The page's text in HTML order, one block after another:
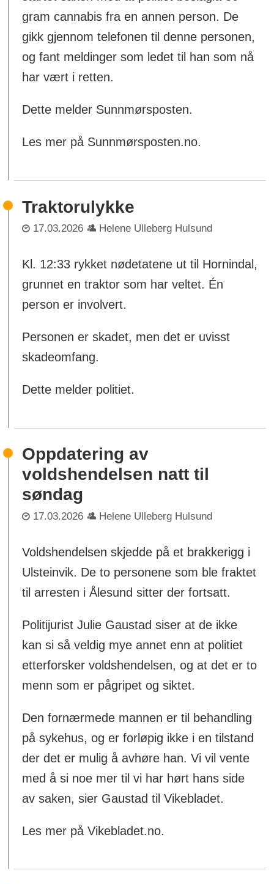
gram cannabis fra en annen person. De
gikk gjennom telefonen til denne personen,
og fant meldinger som ledet til han som nå
har vært i retten.
Dette melder Sunnmørsposten.
Les mer på Sunnmørsposten.no.
Traktorulykke
17.03.2026 Helene Ulleberg Hulsund
Kl. 12:33 rykket nødetatene ut til Hornindal,
grunnet en traktor som har veltet. Én
person er involvert.
Personen er skadet, men det er uvisst
skadeomfang.
Dette melder politiet.
Oppdatering av
voldshendelsen natt til
søndag
17.03.2026 Helene Ulleberg Hulsund
Voldshendelsen skjedde på et brakkerigg i
Ulsteinvik. De to personene som ble fraktet
til arresten i Ålesund sitter der fortsatt.
Politijurist Julie Gaustad siser at de ikke
kan si så veldig mye annet enn at politiet
etterforsker voldshendelsen, og at det er to
menn som er pågripet og siktet.
Den fornærmede mannen er til behandling
på sykehus, og er forløpig ikke i en tilstand
der det er mulig å avhøre han. Vi vil vente
med å si noe mer til vi har hørt hans side
av saken, sier Gaustad til Vikebladet.
Les mer på Vikebladet.no.